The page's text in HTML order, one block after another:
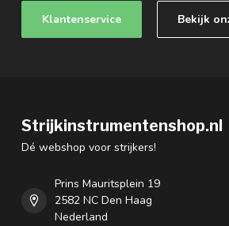
Klantenservice Bekijk
Strijkinstrumentenshop.nl
Dé webshop voor strijkers!
Prins Mauritsplein 19
2582 NC Den Haag
Nederland